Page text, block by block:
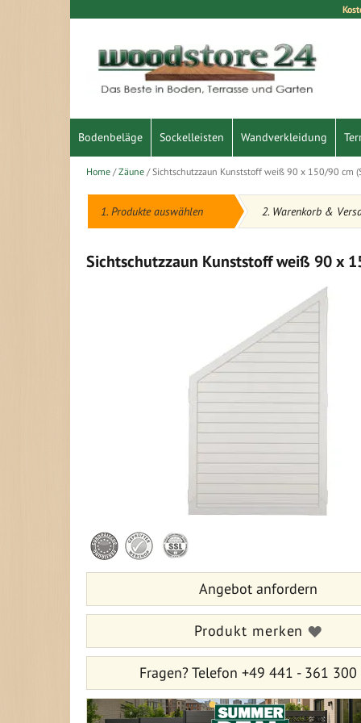
Inhalt
Bodenbeläge Sockelleisten Wandverkleidung
Home Zäune Sichtschutzzaun Kunststoff weiß 90 x 150/90 cm
1. Produkte auswählen 2. Warenkorb &
Sichtschutzzaun Kunststoff weiß 90 x
Anfang
der
Bildergalerie
Angebot anfordern
Produkt merken
Fragen?Telefon +49 441 - 361 300